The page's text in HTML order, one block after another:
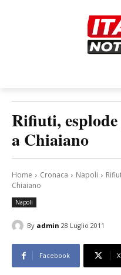
Rifiuti,
a Chiaiano
Home Cronaca Napoli
Chiaiano
Napoli
By admin 28 Luglio 2011
Facebook X